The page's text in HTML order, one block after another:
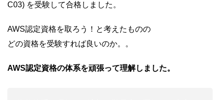
C03) を受験して合格しました。
AWS認定資格を取ろう！と考えたものの
どの資格を受験すれば良いのか。。
AWS認定資格の体系を頑張って理解しました。